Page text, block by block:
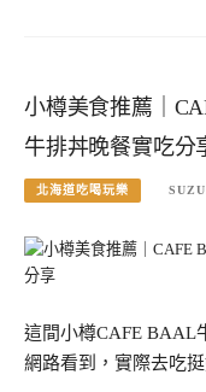
小樽美食推薦｜
牛排丼晚餐實吃分
北海道吃喝玩樂
這間小樽CAFE BAAL
網路看到，實際去吃